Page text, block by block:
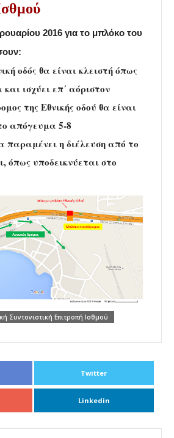
2016 για το μπλόκο του
οδός θα είναι κλειστή όπως
ισχύει επ΄ αόριστον
της Εθνικής οδού θα είναι
απόγευμα 5-8
παραμένει η διέλευση από το
όπως υποδεικνύεται στο
Συντονιστική Επιτροπή Ισθμού
Twitter
Linkedin